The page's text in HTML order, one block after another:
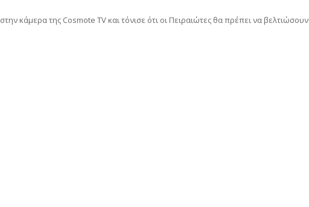
κάμερα της Cosmote TV και τόνισε ότι οι Πειραιώτες θα πρέπει να βελτιώσουν